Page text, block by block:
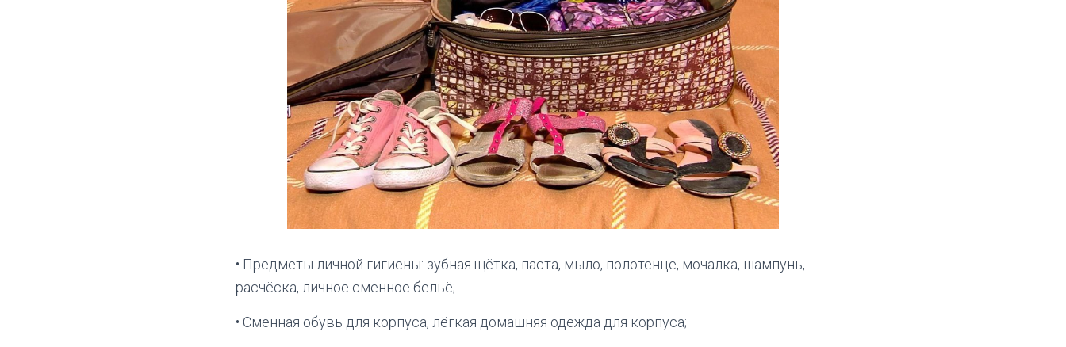
• Предметы личной гигиены: зубная щётка, паста, мыло, полотенце, мочалка, шампунь,
расчёска, личное сменное бельё;
• Сменная обувь для корпуса, лёгкая домашняя одежда для корпуса;